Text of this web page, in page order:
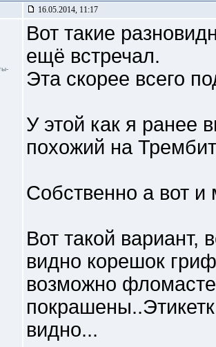
16.05.2014, 11:17
Вот такие
ещё встречал.
Эта скорее всего
У этой как я ранее
похожий на
Собственно а вот и
Вот такой вариант,
видно корешок
возможно
видно...